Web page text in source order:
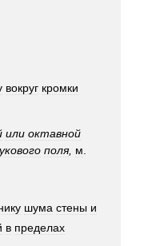
вокруг кромки
или октавной
поля, м.
шума стены и
в пределах